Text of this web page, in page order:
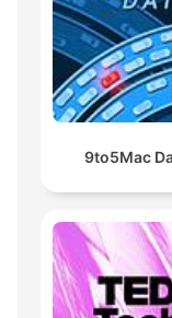
9to5Mac